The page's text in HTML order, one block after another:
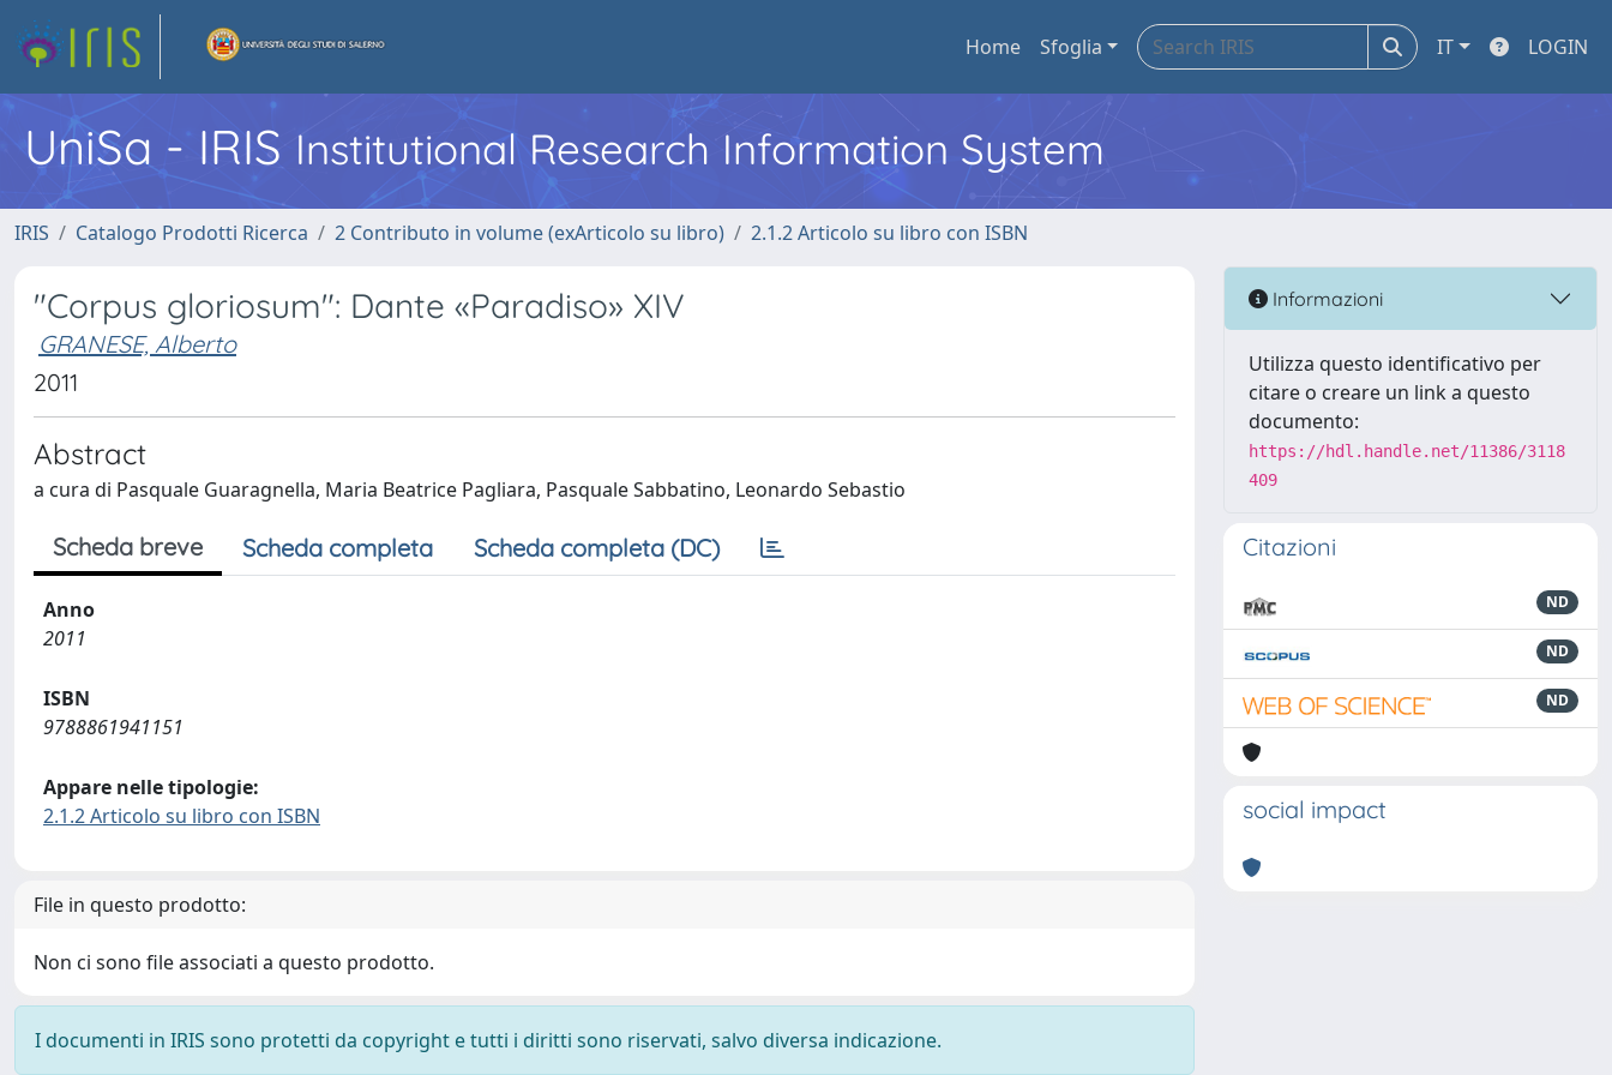
Home Sfoglia IT LOGIN
UniSa - IRIS Institutional Research Information System
IRIS Catalogo Prodotti Ricerca 2 Contributo in volume (exArticolo su libro) 2.1.2 Articolo su libro con ISBN
"Corpus gloriosum": Dante «Paradiso» XIV
GRANESE, Alberto
2011
Abstract
a cura di Pasquale Guaragnella, Maria Beatrice Pagliara, Pasquale Sabbatino, Leonardo Sebastio
Scheda breve Scheda completa Scheda completa (DC)
Anno
2011
ISBN
9788861941151
Appare nelle tipologie:
2.1.2 Articolo su libro con ISBN
File in questo prodotto:
Non ci sono file associati a questo prodotto.
I documenti in IRIS sono protetti da copyright e tutti i diritti sono riservati, salvo diversa indicazione.
Informazioni
Utilizza questo identificativo per
citare o creare un link a questo
documento:
https://hdl.handle.net/11386/3118
409
Citazioni
ND
ND
ND
social impact